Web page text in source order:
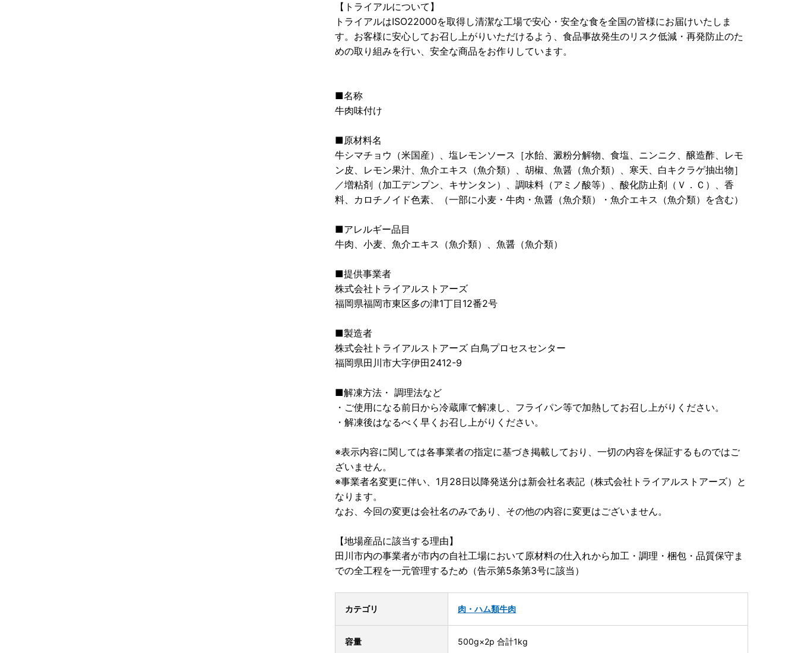
【トライアルについて】
トライアルはISO22000を取得し清潔な工場で安心・安全な食を全国の皆様にお届けいたしま
す。お客様に安心してお召し上がりいただけるよう、食品事故発生のリスク低減・再発防止のた
めの取り組みを行い、安全な商品をお作りしています。
■名称
牛肉味付け
■原材料名
牛シマチョウ（米国産）、塩レモンソース［水飴、澱粉分解物、食塩、ニンニク、醸造酢、レモ
ン皮、レモン果汁、魚介エキス（魚介類）、胡椒、魚醤（魚介類）、寒天、白キクラゲ抽出物］
／増粘剤（加工デンプン、キサンタン）、調味料（アミノ酸等）、酸化防止剤（Ｖ．Ｃ）、香
料、カロチノイド色素、（一部に小麦・牛肉・魚醤（魚介類）・魚介エキス（魚介類）を含む）
■アレルギー品目
牛肉、小麦、魚介エキス（魚介類）、魚醤（魚介類）
■提供事業者
株式会社トライアルストアーズ
福岡県福岡市東区多の津1丁目12番2号
■製造者
株式会社トライアルストアーズ 白鳥プロセスセンター
福岡県田川市大字伊田2412-9
■解凍方法・ 調理法など
・ご使用になる前日から冷蔵庫で解凍し、フライパン等で加熱してお召し上がりください。
・解凍後はなるべく早くお召し上がりください。
※表示内容に関しては各事業者の指定に基づき掲載しており、一切の内容を保証するものではご
ざいません。
※事業者名変更に伴い、1月28日以降発送分は新会社名表記（株式会社トライアルストアーズ）と
なります。
なお、今回の変更は会社名のみであり、その他の内容に変更はございません。
【地場産品に該当する理由】
田川市内の事業者が市内の自社工場において原材料の仕入れから加工・調理・梱包・品質保守ま
での全工程を一元管理するため（告示第5条第3号に該当）
カテゴリ 肉・ハム類牛肉
容量 500g×2p 合計1kg